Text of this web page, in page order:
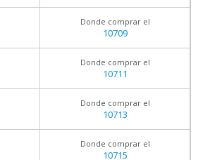
Donde comprar el
10709
Donde comprar el
10711
Donde comprar el
10713
Donde comprar el
10715